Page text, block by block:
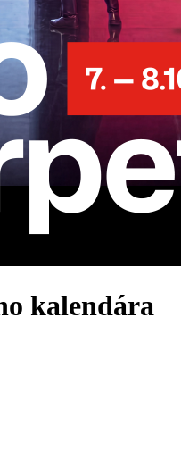
kalendára